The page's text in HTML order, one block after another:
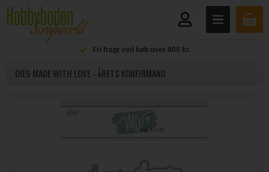
Fri fragt ved køb over 800 kr.
DIES MADE WITH LOVE - ÅRETS KONFIRMAND